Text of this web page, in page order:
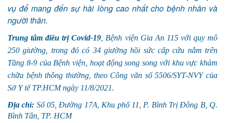
vụ để mang đến sự hài lòng cao nhất cho bệnh nhân và
người thân.
Trung tâm điều trị Covid-19 , Bệnh viện Gia An 115 với quy mô
250 giường, trong đó có 34 giường hồi sức cấp cứu nằm trên
Tầng 8-9 của Bệnh viện, hoạt động song song với khu vực khám
chữa bệnh thông thường, theo Công văn số 5506/SYT-NVY của
Sở Y tế TP.HCM ngày 11/8/2021.
Địa chỉ: Số 05, Đường 17A, Khu phố 11, P. Bình Trị Đông B, Q.
Bình Tân, TP. HCM